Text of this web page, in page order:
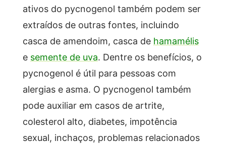
ativos do pycnogenol também podem ser
extraídos de outras fontes, incluindo
casca de amendoim, casca de hamamélis
e semente de uva. Dentre os benefícios, o
pycnogenol é útil para pessoas com
alergias e asma. O pycnogenol também
pode auxiliar em casos de artrite,
colesterol alto, diabetes, impotência
sexual, inchaços, problemas relacionados